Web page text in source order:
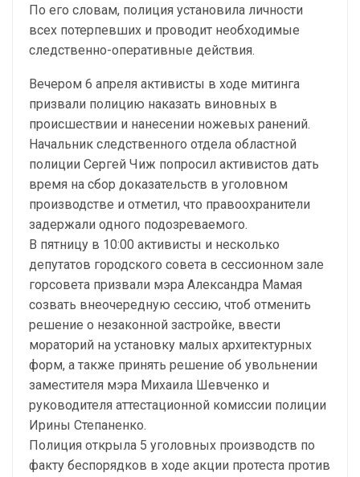
По его словам, полиция установила личности
всех потерпевших и проводит необходимые
следственно-оперативные действия.
Вечером 6 апреля активисты в ходе митинга
призвали полицию наказать виновных в
происшествии и нанесении ножевых ранений.
Начальник следственного отдела областной
полиции Сергей Чиж попросил активистов дать
время на сбор доказательств в уголовном
производстве и отметил, что правоохранители
задержали одного подозреваемого.
В пятницу в 10:00 активисты и несколько
депутатов городского совета в сессионном зале
горсовета призвали мэра Александра Мамая
созвать внеочередную сессию, чтоб отменить
решение о незаконной застройке, ввести
мораторий на установку малых архитектурных
форм, а также принять решение об увольнении
заместителя мэра Михаила Шевченко и
руководителя аттестационной комиссии полиции
Ирины Степаненко.
Полиция открыла 5 уголовных производств по
факту беспорядков в ходе акции протеста против